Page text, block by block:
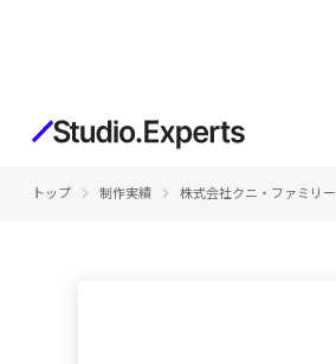
トップ keyboard_arrow_right 制作実績 keyboard_arrow_right 株式会社クニ・ファミリー